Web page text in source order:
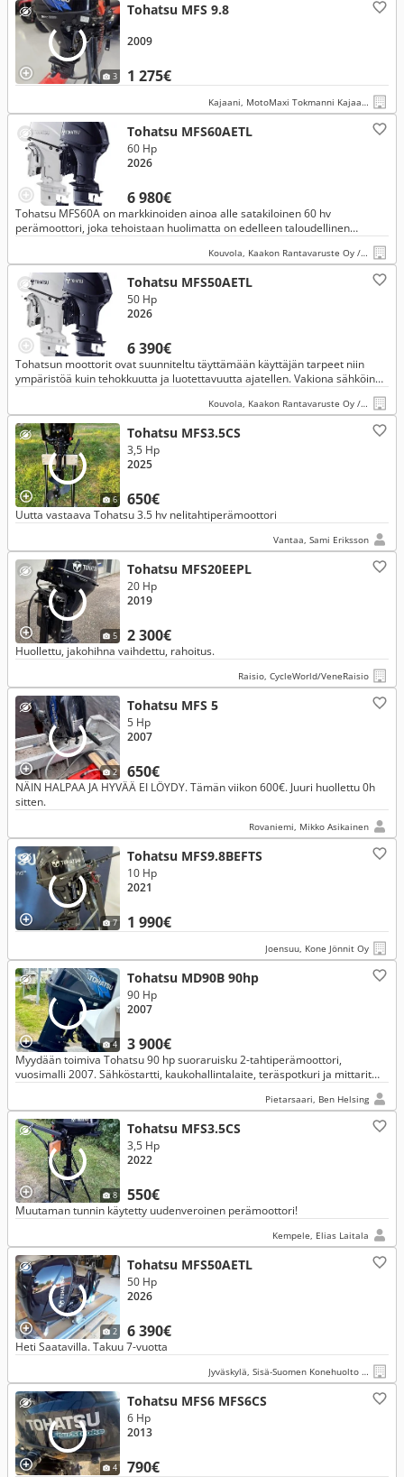
3
Tohatsu MFS 9.8
1 275€
2009
Kajaani, MotoMaxi Tokmanni Kajaani Kehräämöntie
Tohatsu MFS60AETL
6 980€
60 Hp
2026
Tohatsu MFS60A on markkinoiden ainoa alle satakiloinen 60 hv
perämoottori, joka tehoistaan huolimatta on edelleen taloudellinen
ajettava. Veneilynautinnon viimeistelee käyttöä helpottava uistelunopeud
Kouvola, Kaakon Rantavaruste Oy / Kaakon Konevälitys
Tohatsu MFS50AETL
6 390€
50 Hp
2026
Tohatsun moottorit ovat suunniteltu täyttämään käyttäjän tarpeet niin
ympäristöä kuin tehokkuutta ja luotettavuutta ajatellen. Vakiona sähköinen
Kouvola, Kaakon Rantavaruste Oy / Kaakon Konevälitys
6
Tohatsu MFS3.5CS
650€
3,5 Hp
2025
Uutta vastaava Tohatsu 3.5 hv nelitahtiperämoottori
Vantaa, Sami Eriksson
5
Tohatsu MFS20EEPL
2 300€
20 Hp
2019
Huollettu, jakohihna vaihdettu, rahoitus.
Raisio, CycleWorld/VeneRaisio
2
Tohatsu MFS 5
650€
5 Hp
2007
NÄIN HALPAA JA HYVÄÄ EI LÖYDY. Tämän viikon 600€. Juuri huollettu 0h
sitten.
Rovaniemi, Mikko Asikainen
7
Tohatsu MFS9.8BEFTS
1 990€
10 Hp
2021
Joensuu, Kone Jönnit Oy
4
Tohatsu MD90B 90hp
3 900€
90 Hp
2007
Myydään toimiva Tohatsu 90 hp suoraruisku 2-tahtiperämoottori,
vuosimalli 2007. Sähköstartti, kaukohallintalaite, teräspotkuri ja mittarit
Pietarsaari, Ben Helsing
8
Tohatsu MFS3.5CS
550€
3,5 Hp
2022
Muutaman tunnin käytetty uudenveroinen perämoottori!
Kempele, Elias Laitala
2
Tohatsu MFS50AETL
6 390€
50 Hp
2026
Heti Saatavilla. Takuu 7-vuotta
Jyväskylä, Sisä-Suomen Konehuolto Oy
4
Tohatsu MFS6 MFS6CS
790€
6 Hp
2013